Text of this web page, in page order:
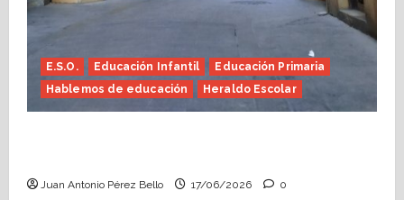
E.S.O. Educación Infantil
Educación Primaria
Hablemos de educación
Heraldo Escolar
Juan Antonio Pérez Bello 17/06/2026 0